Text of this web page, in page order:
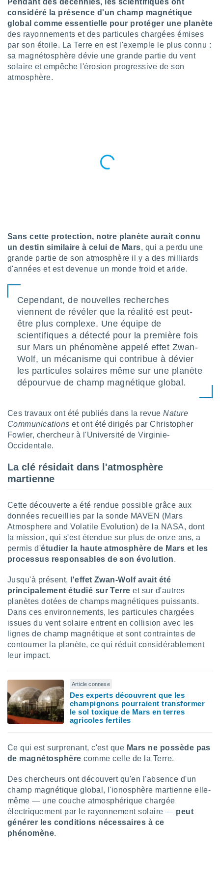
et
»,
au
de
qu'ils
à
des
de
les
pas
vous
cas,
la
sur le
et que
ne
ou
de la
des
notre
le
Pendant des décennies, les scientifiques ont
considéré la présence d'un champ magnétique
global comme essentielle pour protéger une planète
des rayonnements et des particules chargées émises
par son étoile. La Terre en est l'exemple le plus connu :
sa magnétosphère dévie une grande partie du vent
solaire et empêche l'érosion progressive de son
atmosphère.
Sans cette protection, notre planète aurait connu
un destin similaire à celui de Mars, qui a perdu une
grande partie de son atmosphère il y a des milliards
d'années et est devenue un monde froid et aride.
Cependant, de nouvelles recherches
viennent de révéler que la réalité est peut-
être plus complexe. Une équipe de
scientifiques a détecté pour la première fois
sur Mars un phénomène appelé effet Zwan-
Wolf, un mécanisme qui contribue à dévier
les particules solaires même sur une planète
dépourvue de champ magnétique global.
Ces travaux ont été publiés dans la revueNature
Communications et ont été dirigés par Christopher
Fowler, chercheur à l'Université de Virginie-
Occidentale.
La clé résidait dans l'atmosphère
martienne
Cette découverte a été rendue possible grâce aux
données recueillies par la sonde MAVEN (Mars
Atmosphere and Volatile Evolution) de la NASA, dont
la mission, qui s'est étendue sur plus de onze ans, a
permis d'étudier la haute atmosphère de Mars et les
processus responsables de son évolution.
Jusqu'à présent,
l'effet Zwan-Wolf avait été
principalement étudié sur Terre et sur d'autres
planètes dotées de champs magnétiques puissants.
Dans ces environnements, les particules chargées
issues du vent solaire entrent en collision avec les
lignes de champ magnétique et sont contraintes de
contourner la planète, ce qui réduit considérablement
leur impact.
Article connexe
Des experts découvrent que les
champignons pourraient transformer
le sol toxique de Mars en terres
agricoles fertiles
Ce qui est surprenant, c'est que Mars ne possède pas
de magnétosphère comme celle de la Terre.
Des chercheurs ont découvert qu'en l'absence d'un
champ magnétique global, l'ionosphère martienne elle-
même — une couche atmosphérique chargée
électriquement par le rayonnement solaire — peut
générer les conditions nécessaires à ce
phénomène.